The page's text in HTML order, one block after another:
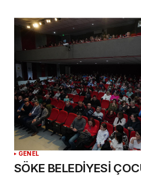
GENEL
SÖKE BELEDİYESİ